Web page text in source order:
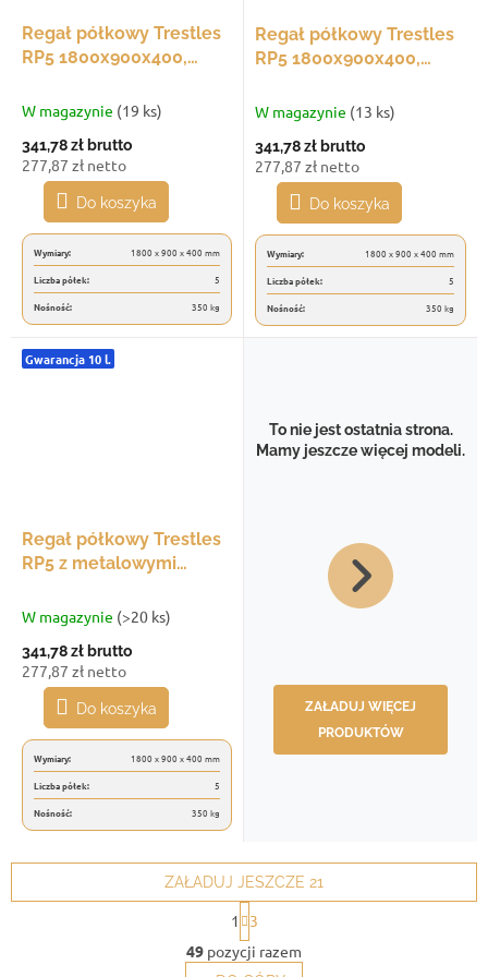
Regał półkowy Trestles
RP5 1800x900x400,
niebieski
W magazynie (19 ks)
341,78 zł brutto
277,87 zł netto
Do koszyka
Wymiary:
1800 x 900 x 400 mm
Liczba półek:
5
Nośność:
350 kg
Regał półkowy Trestles
RP5 1800x900x400,
zielony
W magazynie (13 ks)
341,78 złbrutto
277,87 zł netto
Do koszyka
Wymiary:
1800 x 900 x 400 mm
Liczba półek:
5
Nośność:
350 kg
Gwarancja 10 l.
Regał półkowy Trestles
RP5 z metalowymi
udźwig 350 kg, 5 półek,
W magazynie (>20 ks)
341,78 zł brutto
277,87 zł netto
Do koszyka
Wymiary:
1800 x 900 x 400 mm
Liczba półek:
5
Nośność:
350 kg
To nie jest ostatnia strona.
Mamy jeszcze więcej modeli.
ZAŁADUJ WIĘCEJ
PRODUKTÓW
K
o
ZAŁADUJ JESZCZE 21
P
a
g
i
1
3
49 pozycji razem